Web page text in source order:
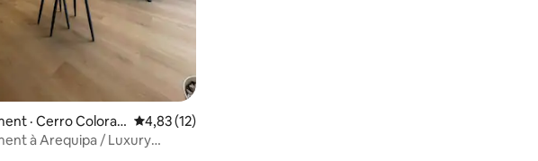
sur 5, 20 commentaires
· Cerro Colorad Note moyenne de 4,83 sur 5, 12 commentaires
4,83 (12)
à Arequipa / Luxury